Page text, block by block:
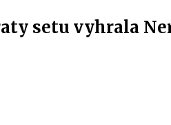
setu vyhrala